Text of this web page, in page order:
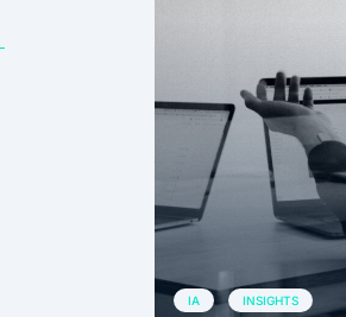
IA INSIGHTS